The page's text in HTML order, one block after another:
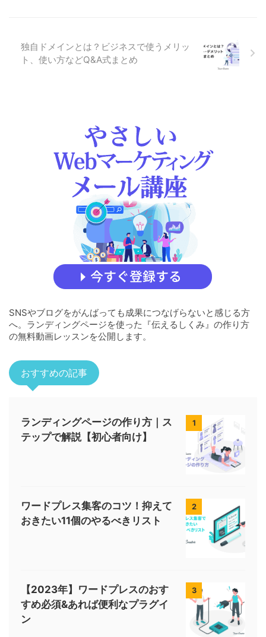
んので安心してください。 始め
る前に事前にこの2つが完了して
いることが前提です： 1. エック
独自ドメインとは？ビジネスで使うメリッ
ト、使い方などQ&A式まとめ
SNSやブログをがんばっても成果につなげらないと感じる方
へ。ランディングページを使った『伝えるしくみ』の作り方
の無料動画レッスンを公開します。
おすすめの記事
1
ランディングページの作り方｜ス
テップで解説【初心者向け】
2
ワードプレス集客のコツ！抑えて
おきたい11個のやるべきリスト
3
【2023年】ワードプレスのおす
すめ必須&あれば便利なプラグイ
ン